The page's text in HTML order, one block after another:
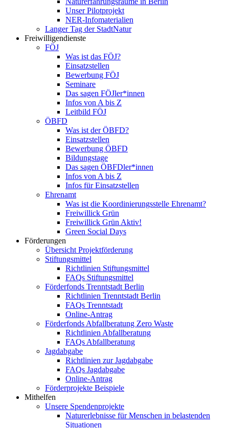
Unser Pilotprojekt
NER-Infomaterialien
Langer Tag der StadtNatur
Freiwilligendienste
FÖJ
Was ist das FÖJ?
Einsatzstellen
Bewerbung FÖJ
Seminare
Das sagen FÖJler*innen
Infos von A bis Z
Leitbild FÖJ
ÖBFD
Was ist der ÖBFD?
Einsatzstellen
Bewerbung ÖBFD
Bildungstage
Das sagen ÖBFDler*innen
Infos von A bis Z
Infos für Einsatzstellen
Ehrenamt
Was ist die Koordinierungsstelle Ehrenamt?
Freiwillick Grün
Freiwillick Grün Aktiv!
Green Social Days
Förderungen
Übersicht Projektförderung
Stiftungsmittel
Richtlinien Stiftungsmittel
FAQs Stiftungsmittel
Förderfonds Trenntstadt Berlin
Richtlinien Trenntstadt Berlin
FAQs Trenntstadt
Online-Antrag
Förderfonds Abfallberatung Zero Waste
Richtlinien Abfallberatung
FAQs Abfallberatung
Jagdabgabe
Richtlinien zur Jagdabgabe
FAQs Jagdabgabe
Online-Antrag
Förderprojekte Beispiele
Mithelfen
Unsere Spendenprojekte
Naturerlebnisse für Menschen in belastenden
Situationen